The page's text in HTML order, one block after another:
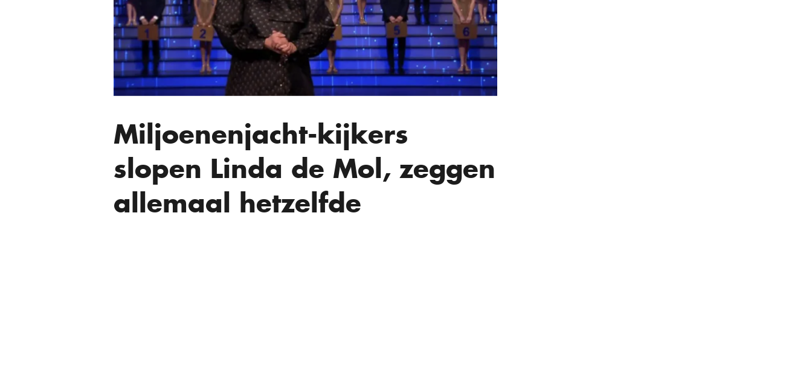
Miljoenenjacht-kijkers
slopen Linda de Mol, zeggen
allemaal hetzelfde